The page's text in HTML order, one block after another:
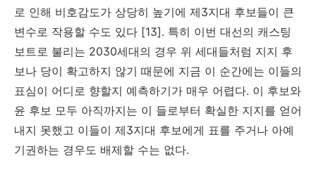
로 인해 비호감도가 상당히 높기에 제3지대 후보들이 큰
변수로 작용할 수도 있다 [13]. 특히 이번 대선의 캐스팅
보트로 불리는 2030세대의 경우 위 세대들처럼 지지 후
보나 당이 확고하지 않기 때문에 지금 이 순간에는 이들의
표심이 어디로 향할지 예측하기가 매우 어렵다. 이 후보와
윤 후보 모두 아직까지는 이 들로부터 확실한 지지를 얻어
내지 못했고 이들이 제3지대 후보에게 표를 주거나 아예
기권하는 경우도 배제할 수는 없다.